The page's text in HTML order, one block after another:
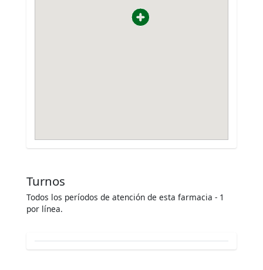
Turnos
Todos los períodos de atención de esta farmacia - 1
por línea.